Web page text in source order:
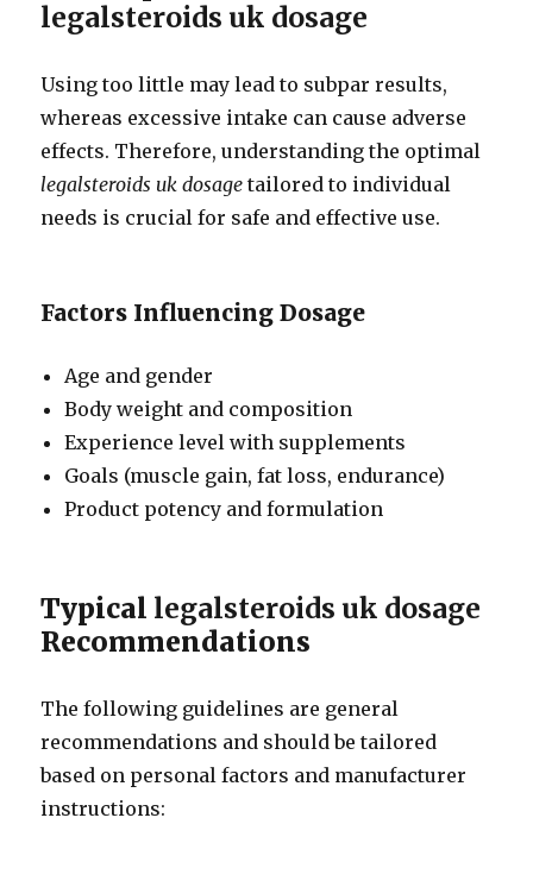
legalsteroids uk dosage
Using too little may lead to subpar results,
whereas excessive intake can cause adverse
effects. Therefore, understanding the optimal
legalsteroids uk dosage tailored to individual
needs is crucial for safe and effective use.
Factors Influencing Dosage
Age and gender
Body weight and composition
Experience level with supplements
Goals (muscle gain, fat loss, endurance)
Product potency and formulation
Typical legalsteroids uk dosage
Recommendations
The following guidelines are general
recommendations and should be tailored
based on personal factors and manufacturer
instructions: